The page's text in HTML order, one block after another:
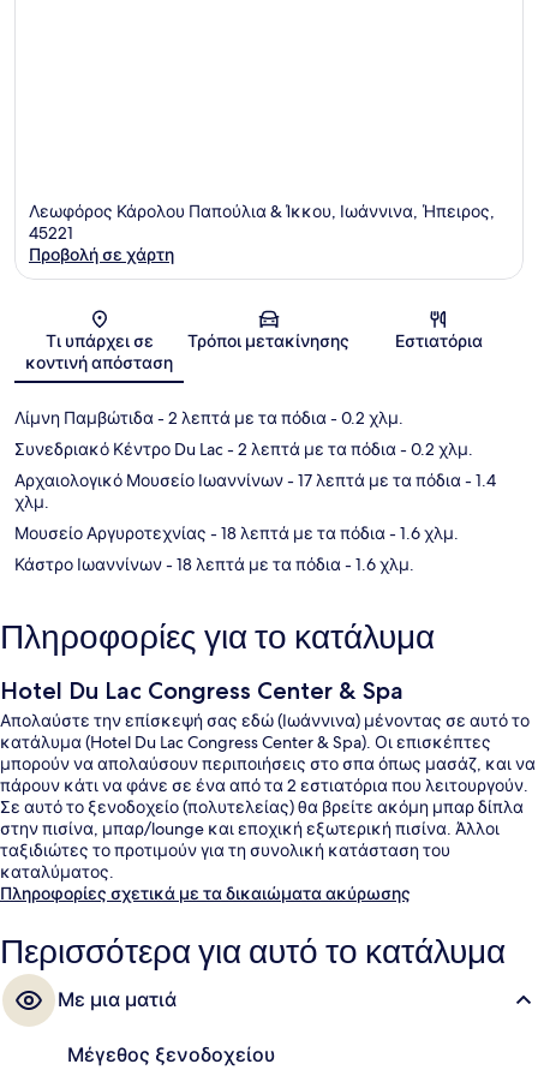
Λεωφόρος Κάρολου Παπούλια & Ίκκου, Ιωάννινα, Ήπειρος,
45221
Προβολή σε χάρτη
Τι υπάρχει σε
κοντινή απόσταση
Τρόποι μετακίνησης Εστιατόρια
Λίμνη Παμβώτιδα- 2 λεπτά με τα πόδια- 0.2 χλμ.
Συνεδριακό Κέντρο Du Lac- 2 λεπτά με τα πόδια- 0.2 χλμ.
Αρχαιολογικό Μουσείο Ιωαννίνων- 17 λεπτά με τα πόδια- 1.4
χλμ.
Μουσείο Αργυροτεχνίας - 18 λεπτά με τα πόδια- 1.6 χλμ.
Κάστρο Ιωαννίνων- 18 λεπτά με τα πόδια- 1.6 χλμ.
Πληροφορίες για το κατάλυμα
Hotel Du Lac Congress Center & Spa
Απολαύστε την επίσκεψή σας εδώ (Ιωάννινα) μένοντας σε αυτό το
κατάλυμα (Hotel Du Lac Congress Center & Spa). Οι επισκέπτες
μπορούν να απολαύσουν περιποιήσεις στο σπα όπως μασάζ, και να
πάρουν κάτι να φάνε σε ένα από τα 2 εστιατόρια που λειτουργούν.
Σε αυτό το ξενοδοχείο (πολυτελείας) θα βρείτε ακόμη μπαρ δίπλα
στην πισίνα, μπαρ/lounge και εποχική εξωτερική πισίνα. Άλλοι
ταξιδιώτες το προτιμούν για τη συνολική κατάσταση του
καταλύματος.
Πληροφορίες σχετικά με τα δικαιώματα ακύρωσης
Περισσότερα για αυτό το κατάλυμα
Με μια ματιά
Μέγεθος ξενοδοχείου